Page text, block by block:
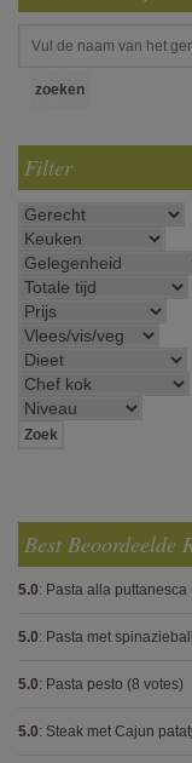
Filter
Best Beoordeelde
5.0: Pasta alla puttanesca
5.0: Pasta met
5.0: Pasta pesto (8 votes)
5.0: Steak met Cajun